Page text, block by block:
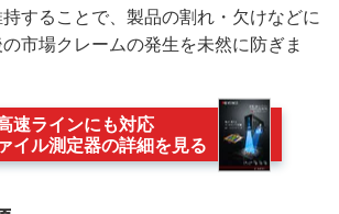
することで、製品の割れ・欠けなどに
市場クレームの発生を未然に防ぎま
速ラインにも対応
イル測定器の詳細を見る